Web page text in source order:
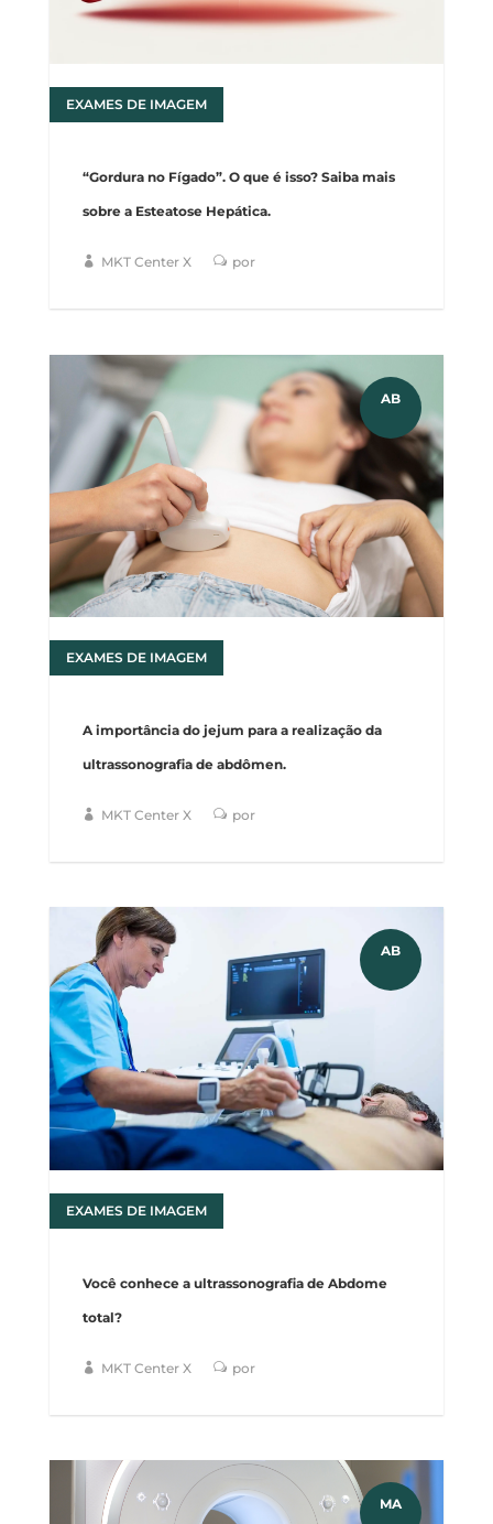
“Gordura no Fígado”. O que é isso? Saiba mais
sobre a Esteatose Hepática.
EXAMES DE IMAGEM
MKT Center X por
28
A importância do jejum para a realização da
ultrassonografia de abdômen.
EXAMES DE IMAGEM
MKT Center X por
AB
Você conhece a ultrassonografia de Abdome
total?
EXAMES DE IMAGEM
MKT Center X por
AB
MA